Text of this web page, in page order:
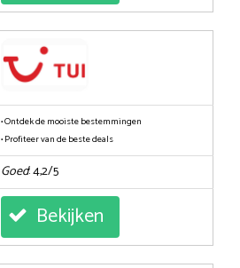
• Ontdek de mooiste bestemmingen
• Profiteer van de beste deals
Goed: 4,2/5
Bekijken